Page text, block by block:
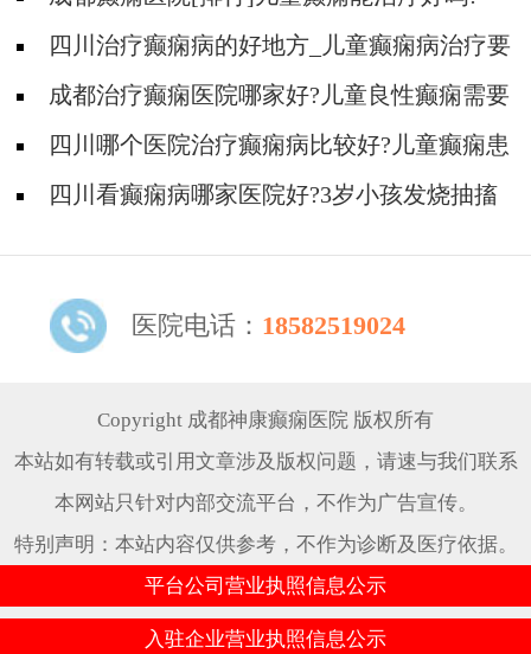
四川治疗癫痫病的好地方_儿童癫痫病治疗要
做哪些检查?
成都治疗癫痫医院哪家好?儿童良性癫痫需要
治疗吗?
四川哪个医院治疗癫痫病比较好?儿童癫痫患
者可以有哪些娱乐项目?
四川看癫痫病哪家医院好?3岁小孩发烧抽搐
医院电话： 18582519024
Copyright 成都神康癫痫医院 版权所有
本站如有转载或引用文章涉及版权问题，请速与我们联系
本网站只针对内部交流平台，不作为广告宣传。
特别声明：本站内容仅供参考，不作为诊断及医疗依据。
平台公司营业执照信息公示
入驻企业营业执照信息公示